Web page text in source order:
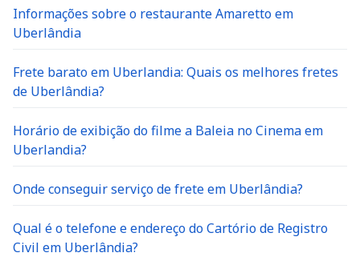
Informações sobre o restaurante Amaretto em
Uberlândia
Frete barato em Uberlandia: Quais os melhores fretes
de Uberlândia?
Horário de exibição do filme a Baleia no Cinema em
Uberlandia?
Onde conseguir serviço de frete em Uberlândia?
Qual é o telefone e endereço do Cartório de Registro
Civil em Uberlândia?